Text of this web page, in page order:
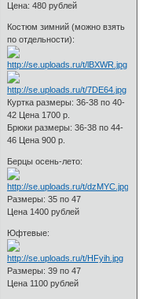
Цена: 480 рублей
Костюм зимний (можно взять
по отдельности):
Куртка размеры: 36-38 по 40-
42 Цена 1700 р.
Брюки размеры: 36-38 по 44-
46 Цена 900 р.
Берцы осень-лето:
Размеры: 35 по 47
Цена 1400 рублей
Юфтевые:
Размеры: 39 по 47
Цена 1100 рублей